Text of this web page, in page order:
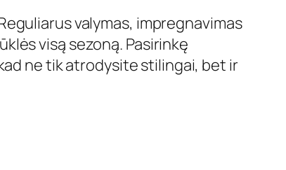
valymas, impregnavimas
visą sezoną. Pasirinkę
ne tik atrodysite stilingai, bet ir